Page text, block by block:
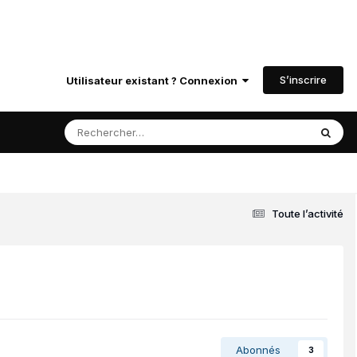
Utilisateur existant ? Connexion S’inscrire
Toute l’activité
Abonnés 3